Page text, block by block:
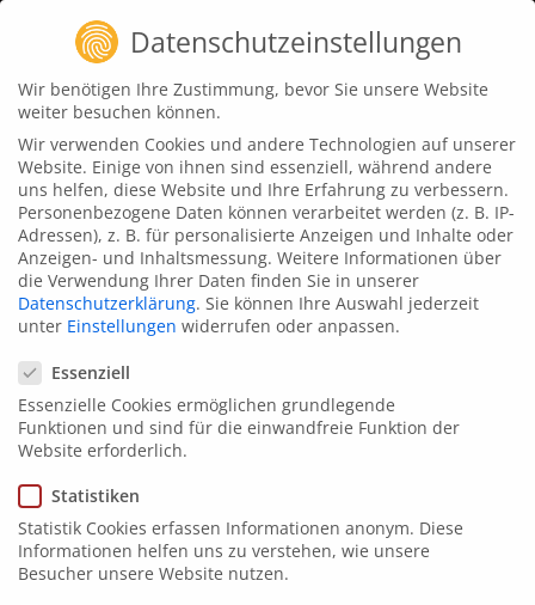
springen
PLAY Datenschutzeinstellungen
Wir benötigen Ihre Zustimmung, bevor Sie unsere Website
weiter besuchen können.
Wir verwenden Cookies und andere Technologien auf unserer
Website. Einige von ihnen sind essenziell, während andere
uns helfen, diese Website und Ihre Erfahrung zu verbessern.
Personenbezogene Daten können verarbeitet werden (z. B. IP-
Adressen), z. B. für personalisierte Anzeigen und Inhalte oder
Anzeigen- und Inhaltsmessung. Weitere Informationen über
die Verwendung Ihrer Daten finden Sie in unserer
Datenschutzerklärung. Sie können Ihre Auswahl jederzeit
unter Einstellungen widerrufen oder anpassen.
Essenziell
Essenzielle Cookies ermöglichen grundlegende
Funktionen und sind für die einwandfreie Funktion der
Website erforderlich.
Statistiken
Statistik Cookies erfassen Informationen anonym. Diese
Informationen helfen uns zu verstehen, wie unsere
Besucher unsere Website nutzen.